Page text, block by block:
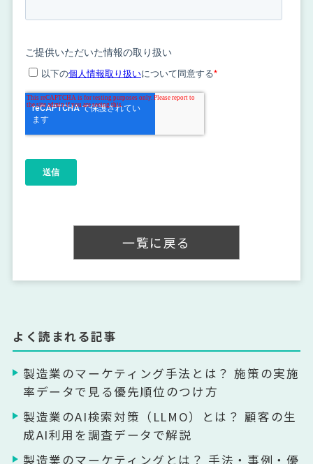
一覧に戻る
よく読まれる記事
製造業のマーケティング手法とは？ 施策の実施
率データで見る優先順位のつけ方
製造業のAI検索対策（LLMO）とは？ 顧客の生
成AI利用を調査データで解説
製造業のマーケティングとは？ 手法・事例・優